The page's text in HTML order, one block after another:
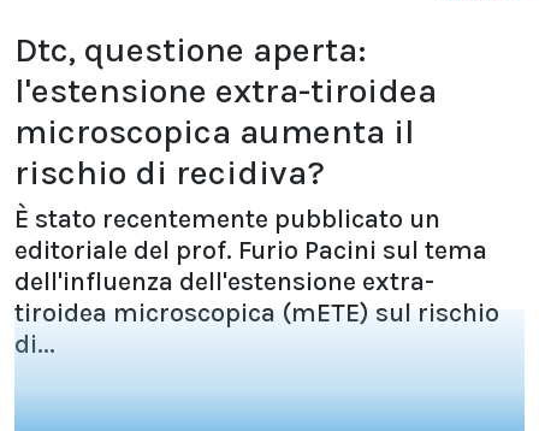
Dtc, questione aperta:
l'estensione extra-tiroidea
microscopica aumenta il
rischio di recidiva?
È stato recentemente pubblicato un
editoriale del prof. Furio Pacini sul tema
dell'influenza dell'estensione extra-
tiroidea microscopica (mETE) sul rischio
di...